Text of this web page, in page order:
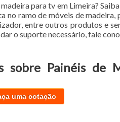
para tv em Limeira?
no ramo de móveis de
entre outros produtos e
o suporte necessário, fale
sobre Painéis de
uma cotação